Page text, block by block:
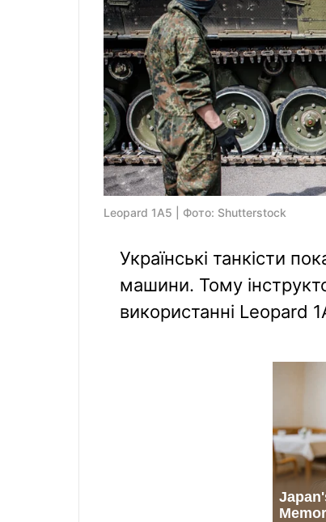
Leopard 1A5 | Фото: Shutterstock
Українські танкісти
машини. Тому
використанні Leopard